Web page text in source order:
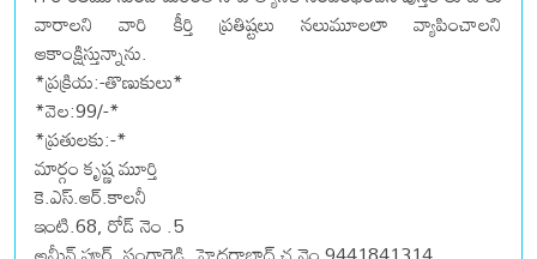
వారాలని వారి కీర్తి ప్రతిష్టలు నలుమూలలా వ్యాపించాలని
ఆకాంక్షిస్తున్నాను.
*ప్రక్రియ:-తొణుకులు*
*వెల:99/-*
*ప్రతులకు:-*
మార్గం కృష్ణ మూర్తి
కె.ఎస్.ఆర్.కాలనీ
ఇంటి.68, రోడ్ నెం .5